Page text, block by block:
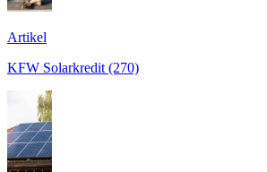
Artikel
KFW Solarkredit (270)